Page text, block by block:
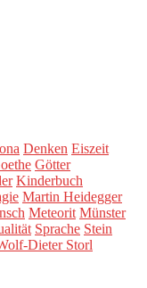
Denken Eiszeit
Götter
Kinderbuch
Martin Heidegger
Meteorit Münster
Sprache Stein
Dieter Storl